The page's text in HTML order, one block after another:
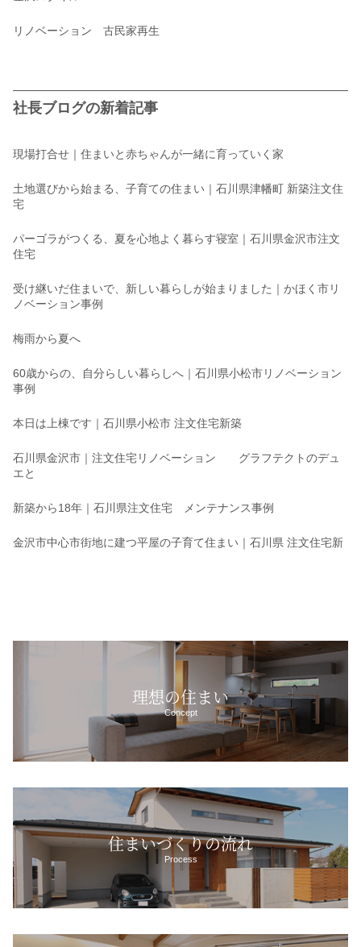
リノベーション 古民家再生
社長ブログの新着記事
現場打合せ｜住まいと赤ちゃんが一緒に育っていく家
土地選びから始まる、子育ての住まい｜石川県津幡町 新築注文住
宅
パーゴラがつくる、夏を心地よく暮らす寝室｜石川県金沢市注文
住宅
受け継いだ住まいで、新しい暮らしが始まりました｜かほく市リ
ノベーション事例
梅雨から夏へ
60歳からの、自分らしい暮らしへ｜石川県小松市リノベーション
事例
本日は上棟です｜石川県小松市 注文住宅新築
石川県金沢市｜注文住宅リノベーション グラフテクトのデュ
エと
新築から18年｜石川県注文住宅 メンテナンス事例
金沢市中心市街地に建つ平屋の子育て住まい｜石川県 注文住宅新
理想の住まい
Concept
住まいづくりの流れ
Process